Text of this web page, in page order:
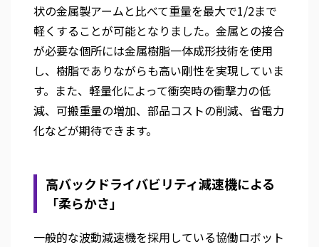
状の金属製アームと比べて重量を最大で1/2まで
軽くすることが可能となりました。金属との接合
が必要な個所には金属樹脂一体成形技術を使用
し、樹脂でありながらも高い剛性を実現していま
す。また、軽量化によって衝突時の衝撃力の低
減、可搬重量の増加、部品コストの削減、省電力
化などが期待できます。
高バックドライバビリティ減速機による
「柔らかさ」
一般的な波動減速機を採用している協働ロボット